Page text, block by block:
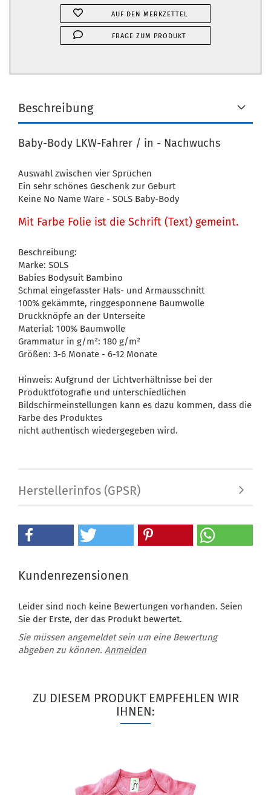
AUF DEN MERKZETTEL
FRAGE ZUM PRODUKT
Beschreibung
Baby-Body LKW-Fahrer / in - Nachwuchs
Auswahl zwischen vier Sprüchen
Ein sehr schönes Geschenk zur Geburt
Keine No Name Ware - SOLS Baby-Body
Mit Farbe Folie ist die Schrift (Text) gemeint.
Beschreibung:
Marke: SOLS
Babies Bodysuit Bambino
Schmal eingefasster Hals- und Armausschnitt
100% gekämmte, ringgesponnene Baumwolle
Druckknöpfe an der Unterseite
Material: 100% Baumwolle
Grammatur in g/m²: 180 g/m²
Größen: 3-6 Monate - 6-12 Monate
Hinweis: Aufgrund der Lichtverhältnisse bei der
Produktfotografie und unterschiedlichen
Bildschirmeinstellungen kann es dazu kommen, dass die
Farbe des Produktes
nicht authentisch wiedergegeben wird.
Herstellerinfos (GPSR)
Kundenrezensionen
Leider sind noch keine Bewertungen vorhanden. Seien
Sie der Erste, der das Produkt bewertet.
Sie müssen angemeldet sein um eine Bewertung
abgeben zu können. Anmelden
ZU DIESEM PRODUKT EMPFEHLEN WIR
IHNEN: